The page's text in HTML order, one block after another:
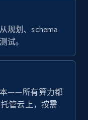
Initial
count, and
by using
规划、schema
试。
本——所有算力都
管云上，按需